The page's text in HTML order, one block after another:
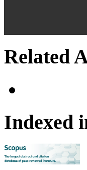
Related
Indexed